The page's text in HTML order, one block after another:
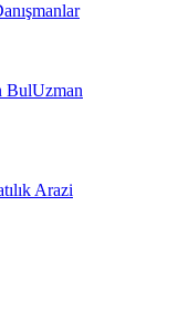
BulUzman
Arazi